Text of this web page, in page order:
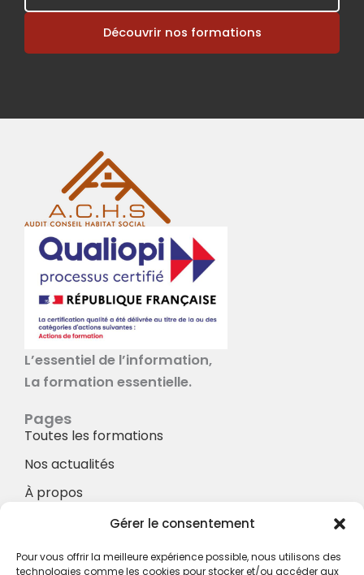
Gérer le consentement
Pour vous offrir la meilleure expérience possible, nous utilisons des
technologies comme les cookies pour stocker et/ou accéder aux
Découvrir nos formations
L’essentiel de l’information,
La formation essentielle.
Pages
Toutes les formations
Nos actualités
À propos
À propos